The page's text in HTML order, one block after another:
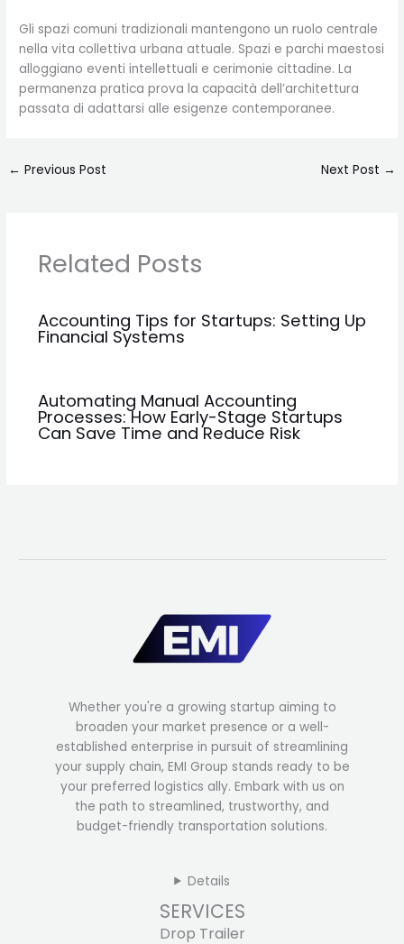
Gli spazi comuni tradizionali mantengono un ruolo centrale
nella vita collettiva urbana attuale. Spazi e parchi maestosi
alloggiano eventi intellettuali e cerimonie cittadine. La
permanenza pratica prova la capacità dell’architettura
passata di adattarsi alle esigenze contemporanee.
← Previous Post Next Post →
Related Posts
Accounting Tips for Startups: Setting Up
Financial Systems
Automating Manual Accounting
Processes: How Early-Stage Startups
Can Save Time and Reduce Risk
Whether you're a growing startup aiming to
broaden your market presence or a well-
established enterprise in pursuit of streamlining
your supply chain, EMI Group stands ready to be
your preferred logistics ally. Embark with us on
the path to streamlined, trustworthy, and
budget-friendly transportation solutions.
Details
SERVICES
Drop Trailer